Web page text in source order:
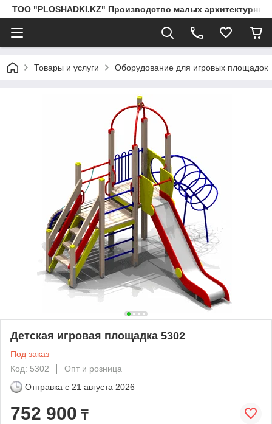
ТОО "PLOSHADKI.KZ" Производство малых
Товары и услуги Оборудование для игровых площадок
Детская игровая площадка 5302
Под заказ
Код: 5302
Опт и розница
Отправка с 21 августа 2026
752 900 ₸